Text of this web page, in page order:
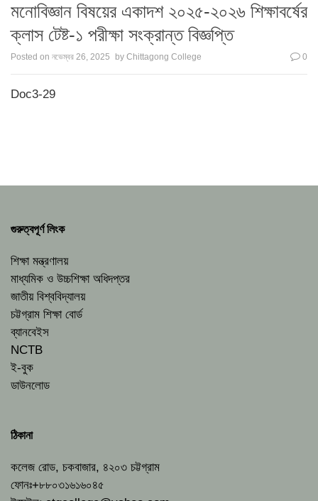
মনোবিজ্ঞান বিষয়ের একাদশ ২০২৫-২০২৬ শিক্ষাবর্ষের
ক্লাস টেষ্ট-১ পরীক্ষা সংক্রান্ত বিজ্ঞপ্তি
Posted on নভেম্বর 26, 2025 by Chittagong College 0
Doc3-29
গুরুত্বপূর্ণ লিংক
শিক্ষা মন্ত্রণালয়
মাধ্যমিক ও উচ্চশিক্ষা অধিদপ্তর
জাতীয় বিশ্ববিদ্যালয়
চট্টগ্রাম শিক্ষা বোর্ড
ব্যানবেইস
NCTB
ই-বুক
ডাউনলোড
ঠিকানা
কলেজ রোড, চকবাজার, ৪২০৩ চট্টগ্রাম
ফোনঃ+৮৮০৩১৬১৬০৪৫